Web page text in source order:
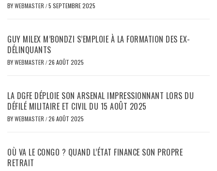
BYWEBMASTER /5 SEPTEMBRE 2025
GUY MILEX M’BONDZI S’EMPLOIE À LA FORMATION DES EX-
DÉLINQUANTS
BYWEBMASTER /26 AOÛT 2025
LA DGFE DÉPLOIE SON ARSENAL IMPRESSIONNANT LORS DU
DÉFILÉ MILITAIRE ET CIVIL DU 15 AOÛT 2025
BYWEBMASTER /26 AOÛT 2025
OÙ VA LE CONGO ? QUAND L’ÉTAT FINANCE SON PROPRE
RETRAIT